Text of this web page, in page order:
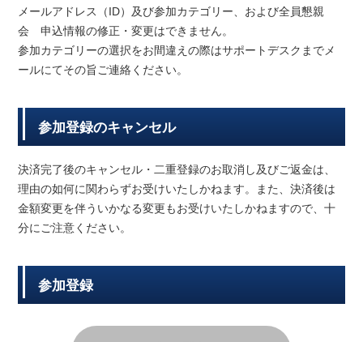
メールアドレス（ID）及び参加カテゴリー、および全員懇親
会 申込情報の修正・変更はできません。
参加カテゴリーの選択をお間違えの際はサポートデスクまでメ
ールにてその旨ご連絡ください。
参加登録のキャンセル
決済完了後のキャンセル・二重登録のお取消し及びご返金は、
理由の如何に関わらずお受けいたしかねます。また、決済後は
金額変更を伴ういかなる変更もお受けいたしかねますので、十
分にご注意ください。
参加登録